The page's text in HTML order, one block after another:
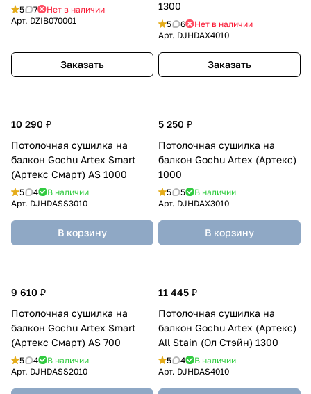
5 7
Нет в наличии
Арт. DZIB070001
Заказать
1300
5 6
Нет в наличии
Арт. DJHDAX4010
Заказать
10 290 ₽
Потолочная сушилка на
балкон Gochu Artex Smart
(Артекс Смарт) AS 1000
5 4
В наличии
Арт. DJHDASS3010
В корзину
5 250 ₽
Потолочная сушилка на
балкон Gochu Artex (Артекс)
1000
5 5
В наличии
Арт. DJHDAX3010
В корзину
9 610 ₽
Потолочная сушилка на
балкон Gochu Artex Smart
(Артекс Смарт) AS 700
5 4
В наличии
Арт. DJHDASS2010
11 445 ₽
Потолочная сушилка на
балкон Gochu Artex (Артекс)
All Stain (Ол Стэйн) 1300
5 4
В наличии
Арт. DJHDAS4010